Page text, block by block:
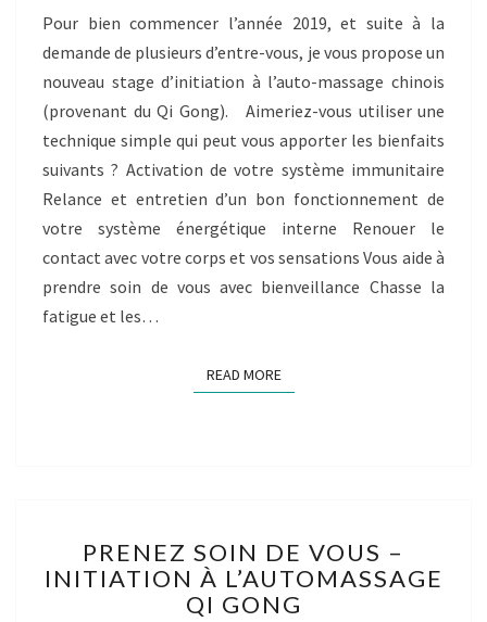
2019
APRÈS-
MIDI
Pour bien commencer l’année 2019, et suite à la
demande de plusieurs d’entre-vous, je vous propose un
nouveau stage d’initiation à l’auto-massage chinois
(provenant du Qi Gong). Aimeriez-vous utiliser une
technique simple qui peut vous apporter les bienfaits
suivants ? Activation de votre système immunitaire
Relance et entretien d’un bon fonctionnement de
votre système énergétique interne Renouer le
contact avec votre corps et vos sensations Vous aide à
prendre soin de vous avec bienveillance Chasse la
fatigue et les…
READ MOREREAD MORE
SOIN
DE
VOUS
PRENEZ SOIN DE VOUS –
INITIATION À L’AUTOMASSAGE
QI GONG